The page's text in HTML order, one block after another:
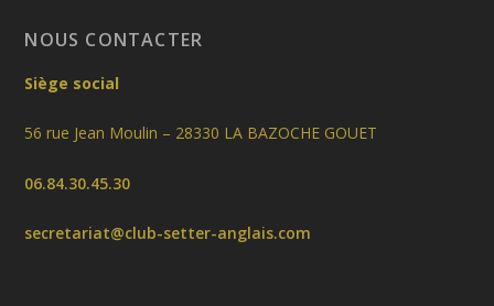
NOUS CONTACTER
Siège social
56 rue Jean Moulin – 28330 LA BAZOCHE GOUET
06.84.30.45.30
secretariat@club-setter-anglais.com